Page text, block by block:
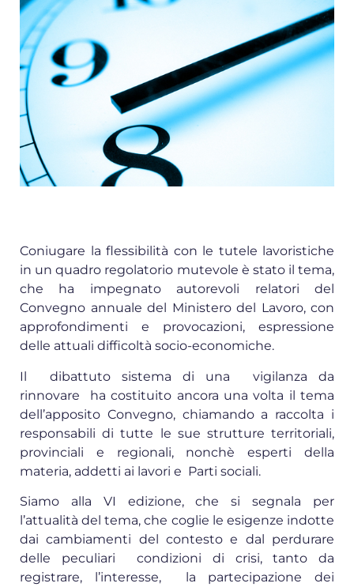
Coniugare la flessibilità con le tutele lavoristiche
in un quadro regolatorio mutevole è stato il tema,
che ha impegnato autorevoli relatori del
Convegno annuale del Ministero del Lavoro, con
approfondimenti e provocazioni, espressione
delle attuali difficoltà socio-economiche.
Il dibattuto sistema di una vigilanza da
rinnovare ha costituito ancora una volta il tema
dell’apposito Convegno, chiamando a raccolta i
responsabili di tutte le sue strutture territoriali,
provinciali e regionali, nonchè esperti della
materia, addetti ai lavori e Parti sociali.
Siamo alla VI edizione, che si segnala per
l’attualità del tema, che coglie le esigenze indotte
dai cambiamenti del contesto e dal perdurare
delle peculiari condizioni di crisi, tanto da
registrare, l’interesse, la partecipazione dei